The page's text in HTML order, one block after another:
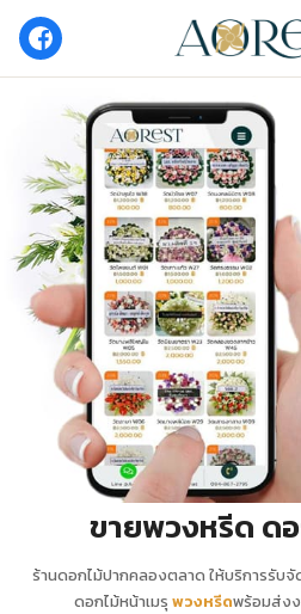
ขายพวงหรีด ด
ร้านดอกไม้ปากคลองตลาด ให้บริการรับ
ดอกไม้หน้าเมรุ พวงหรีดพร้อมส่งง